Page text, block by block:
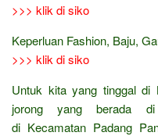
>>> klik di siko
Keperluan Fashion, Baju,
>>> klik di siko
Untuk kita yang tinggal di
jorong yang berada di
di Kecamatan Padang